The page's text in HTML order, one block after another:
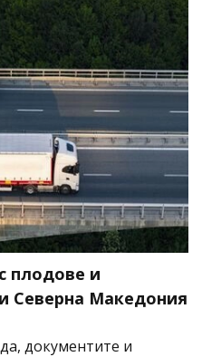
плодове и
Северна Македония
документите и